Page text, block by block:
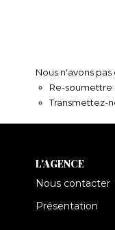
Nous n'avons
Re-soumettre
Transmettez-
L'AGENCE
Nous contacter
Présentation